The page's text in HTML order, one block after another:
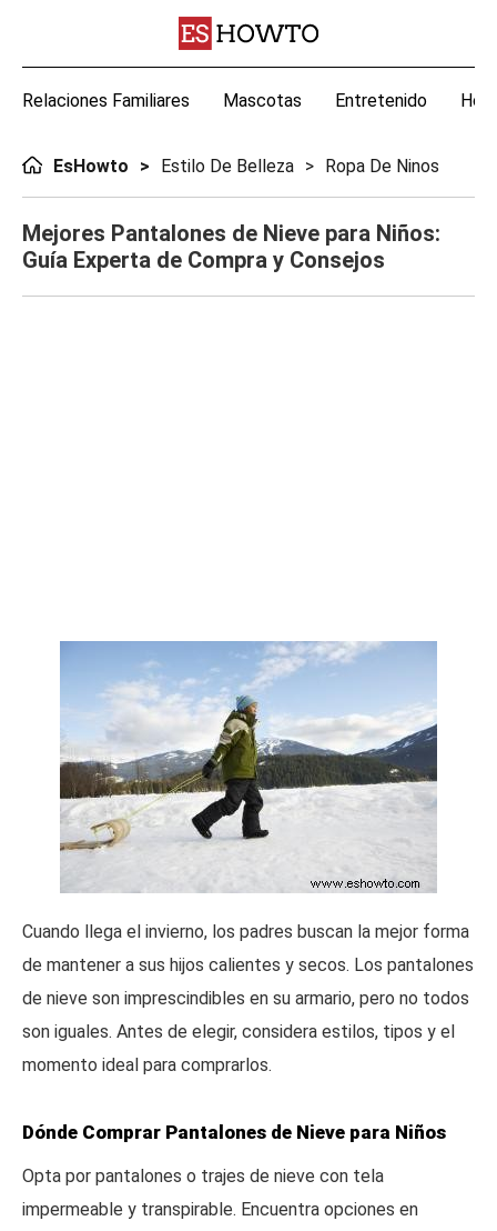
Relaciones Familiares Mascotas Entretenido
EsHowto Estilo De Belleza Ropa De Ninos
Mejores Pantalones de Nieve para Niños:
Guía Experta de Compra y Consejos
Cuando llega el invierno, los padres buscan la mejor forma
de mantener a sus hijos calientes y secos. Los pantalones
de nieve son imprescindibles en su armario, pero no todos
son iguales. Antes de elegir, considera estilos, tipos y el
momento ideal para comprarlos.
Dónde Comprar Pantalones de Nieve para Niños
Opta por pantalones o trajes de nieve con tela
impermeable y transpirable. Encuentra opciones en